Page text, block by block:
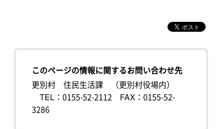
このページの情報に関するお問い合わせ先
更別村 住民生活課 （更別村役場内）
TEL：0155-52-2112
FAX：0155-52-
3286